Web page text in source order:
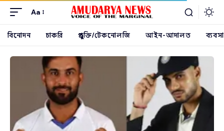
Aa
বিনোদন চাকরি প্রযুক্তি/টেকনোলজি আইন-আদালত ব্যবসা